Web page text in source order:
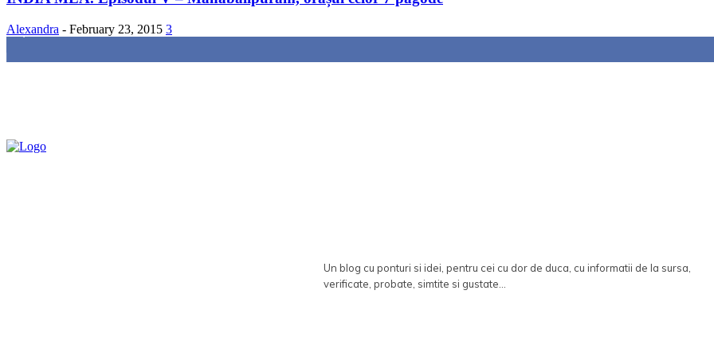
Alexandra - February 23, 2015 3
85,000 Fans
Un blog cu ponturi si idei, pentru cei cu dor de duca, cu informatii de la sursa,
verificate, probate, simtite si gustate...